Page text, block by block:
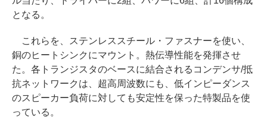
となる。
これらを、ステンレススチール・ファスナーを使い、
銅のヒートシンクにマウント。熱伝導性能を発揮させ
た。各トランジスタのベースに結合されるコンデンサ/抵
抗ネットワークは、超高周波数にも、低インピーダンス
のスピーカー負荷に対しても安定性を保った特製品を使
っている。